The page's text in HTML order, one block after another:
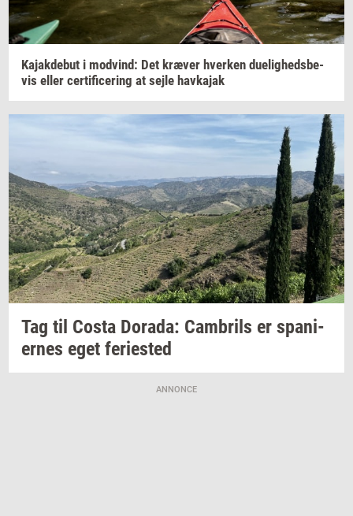
Ka­jak­de­but i mod­vind: Det kræ­ver hver­ken du­e­lig­heds­be­
vis eller cer­ti­fi­ce­ring at sejle hav­ka­jak
Tag til Costa Dora­da: Cam­brils er spa­ni­
er­nes eget fe­ri­e­sted
ANNONCE